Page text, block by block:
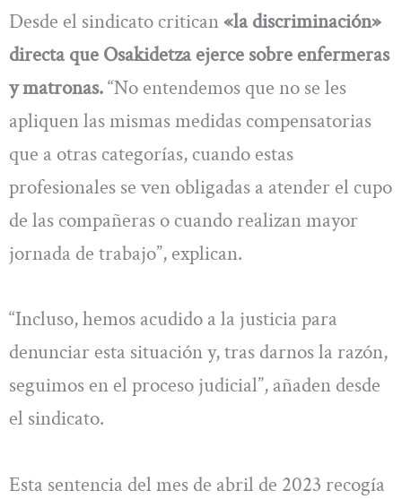
Desde el sindicato critican«la discriminación»
directa que Osakidetza ejerce sobre enfermeras
y matronas.“No entendemos que no se les
apliquen las mismas medidas compensatorias
que a otras categorías, cuando estas
profesionales se ven obligadas a atender el cupo
de las compañeras o cuando realizan mayor
jornada de trabajo”, explican.
“Incluso, hemos acudido a la justicia para
denunciar esta situación y, tras darnos la razón,
seguimos en el proceso judicial”, añaden desde
el sindicato.
Esta sentencia del mes de abril de 2023 recogía